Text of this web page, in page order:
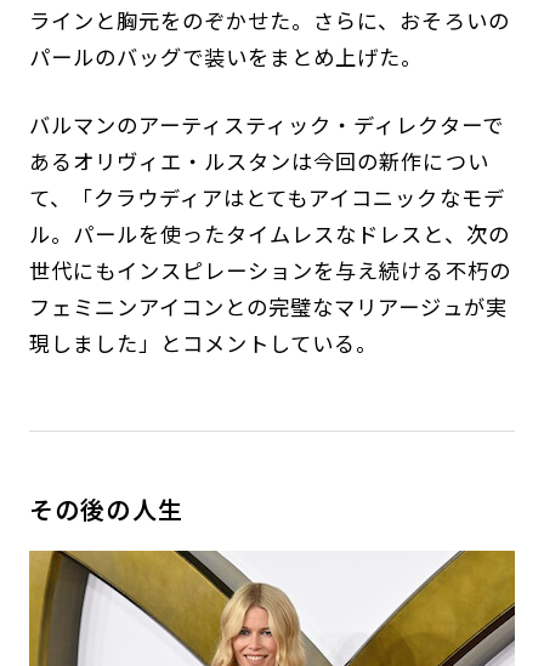
ラインと胸元をのぞかせた。さらに、おそろいの
パールのバッグで装いをまとめ上げた。
バルマンのアーティスティック・ディレクターで
あるオリヴィエ・ルスタンは今回の新作につい
て、「クラウディアはとてもアイコニックなモデ
ル。パールを使ったタイムレスなドレスと、次の
世代にもインスピレーションを与え続ける不朽の
フェミニンアイコンとの完璧なマリアージュが実
現しました」とコメントしている。
その後の人生